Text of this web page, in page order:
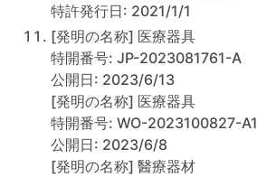
特許発行日: 2021/1/1
[発明の名称] 医療器具
特開番号: JP-2023081761-A
公開日: 2023/6/13
[発明の名称] 医療器具
特開番号: WO-2023100827-A1
公開日: 2023/6/8
[発明の名称] 醫療器材